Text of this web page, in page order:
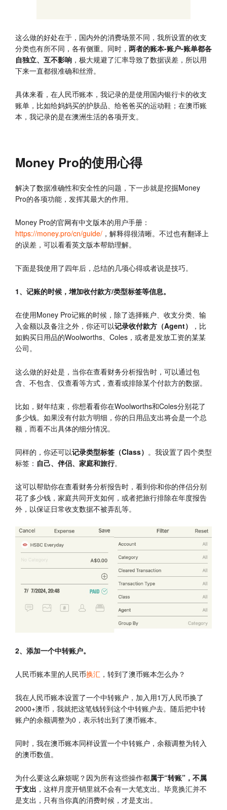
这么做的好处在于，国内外的消费场景不同，我所设置的收支
分类也有所不同，各有侧重。同时， 两者的账本-账户-账单都各
自独立、互不影响 ，极大规避了汇率导致了数据误差，所以用
下来一直都很准确和丝滑。
具体来看，在人民币账本，我记录的是使用国内银行卡的收支
账单，比如给妈妈买的护肤品、给爸爸买的运动鞋；在澳币账
本，我记录的是在澳洲生活的各项开支。
Money Pro的使用心得
解决了数据准确性和安全性的问题，下一步就是挖掘Money
Pro的各项功能，发挥其最大的作用。
Money Pro的官网有中文版本的用户手册：
https://money.pro/cn/guide/ ，解释得很清晰。不过也有翻译上
的误差，可以看看英文版本帮助理解。
下面是我使用了四年后，总结的几项心得或者说是技巧。
1、记账的时候，增加收付款方/类型标签等信息。
在使用Money Pro记账的时候，除了选择账户、收支分类、输
入金额以及备注之外，你还可以记录收付款方（Agent）
，比
如购买日用品的Woolworths、Coles，或者是发放工资的某某
公司。
这么做的好处是，当你在查看财务分析报告时，可以通过包
含、不包含、仅查看等方式，查看或排除某个付款方的数据。
比如，财年结束，你想看看你在Woolworths和Coles分别花了
多少钱。如果没有付款方明细，你的日用品支出将会是一个总
额，而看不出具体的细分情况。
同样的，你还可以记录类型标签（Class） 。我设置了四个类型
标签： 自己、伴侣、家庭和旅行。
这可以帮助你在查看财务分析报告时，看到你和你的伴侣分别
花了多少钱，家庭共同开支如何，或者把旅行排除在年度报告
外，以保证日常收支数据不被弄乱等。
2、添加一个中转账户。
人民币账本里的人民币换汇 ，转到了澳币账本怎么办？
我在人民币账本设置了一个中转账户，加入用1万人民币换了
2000+澳币，我就把这笔钱转到这个中转账户去。随后把中转
账户的余额调整为0，表示转出到了澳币账本。
同时，我在澳币账本同样设置一个中转账户，余额调整为转入
的澳币数值。
为什么要这么麻烦呢？因为所有这些操作都属于“转账”，不属
于支出 ，这样月度开销里就不会有一大笔支出。毕竟换汇并不
是支出，只有当你真的消费时候，才是支出。